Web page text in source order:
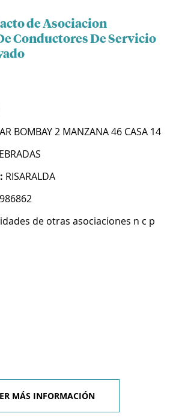
de Asociacion
Conductores De Servicio
BOMBAY 2 MANZANA 46 CASA 14
RISARALDA
de otras asociaciones n c p
MÁS INFORMACIÓN